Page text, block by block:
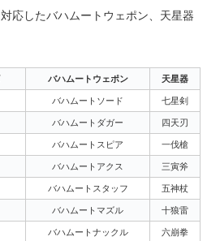
応したバハムートウェポン、天星器
バハムートウェポン 天星器
バハムートソード 七星剣
バハムートダガー 四天刃
バハムートスピア 一伐槍
バハムートアクス 三寅斧
バハムートスタッフ 五神杖
バハムートマズル 十狼雷
バハムートナックル 六崩拳